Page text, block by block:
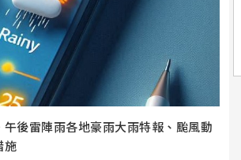
後雷陣雨各地豪雨大雨特報、颱風動
施